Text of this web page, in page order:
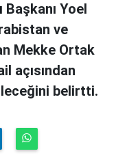
Yoel
ve
Mekke Ortak
açısından
belirtti.